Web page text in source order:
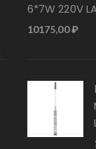
6*7W 220V
10175,00₽